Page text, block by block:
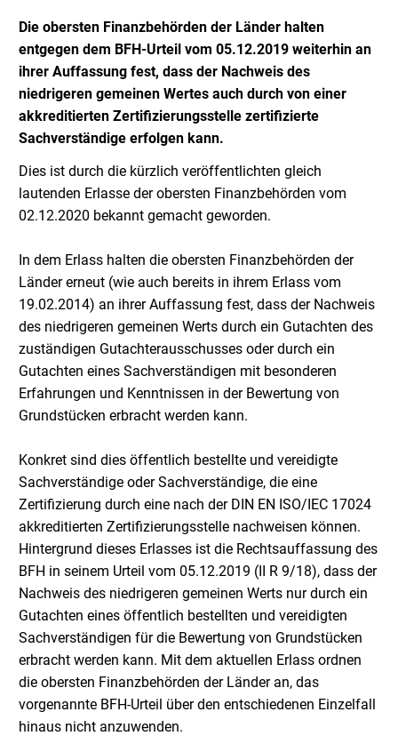
Die obersten Finanzbehörden der Länder halten
entgegen dem BFH-Urteil vom 05.12.2019 weiterhin an
ihrer Auffassung fest, dass der Nachweis des
niedrigeren gemeinen Wertes auch durch von einer
akkreditierten Zertifizierungsstelle zertifizierte
Sachverständige erfolgen kann.
Dies ist durch die kürzlich veröffentlichten gleich
lautenden Erlasse der obersten Finanzbehörden vom
02.12.2020 bekannt gemacht geworden.
In dem Erlass halten die obersten Finanzbehörden der
Länder erneut (wie auch bereits in ihrem Erlass vom
19.02.2014) an ihrer Auffassung fest, dass der Nachweis
des niedrigeren gemeinen Werts durch ein Gutachten des
zuständigen Gutachterausschusses oder durch ein
Gutachten eines Sachverständigen mit besonderen
Erfahrungen und Kenntnissen in der Bewertung von
Grundstücken erbracht werden kann.
Konkret sind dies öffentlich bestellte und vereidigte
Sachverständige oder Sachverständige, die eine
Zertifizierung durch eine nach der DIN EN ISO/IEC 17024
akkreditierten Zertifizierungsstelle nachweisen können.
Hintergrund dieses Erlasses ist die Rechtsauffassung des
BFH in seinem Urteil vom 05.12.2019 (II R 9/18), dass der
Nachweis des niedrigeren gemeinen Werts nur durch ein
Gutachten eines öffentlich bestellten und vereidigten
Sachverständigen für die Bewertung von Grundstücken
erbracht werden kann. Mit dem aktuellen Erlass ordnen
die obersten Finanzbehörden der Länder an, das
vorgenannte BFH-Urteil über den entschiedenen Einzelfall
hinaus nicht anzuwenden.